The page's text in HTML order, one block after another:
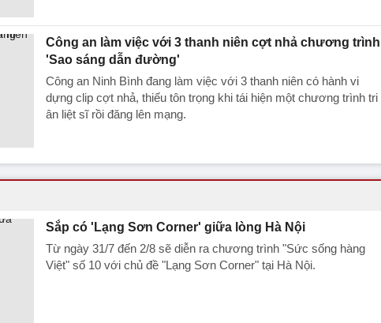
Công an làm việc với 3 thanh niên cợt nhả chương trình
'Sao sáng dẫn đường'
Công an Ninh Bình đang làm việc với 3 thanh niên có hành vi
dựng clip cợt nhả, thiếu tôn trọng khi tái hiện một chương trình tri
ân liệt sĩ rồi đăng lên mạng.
Sắp có 'Lạng Sơn Corner' giữa lòng Hà Nội
Từ ngày 31/7 đến 2/8 sẽ diễn ra chương trình "Sức sống hàng
Việt" số 10 với chủ đề "Lạng Sơn Corner" tại Hà Nội.